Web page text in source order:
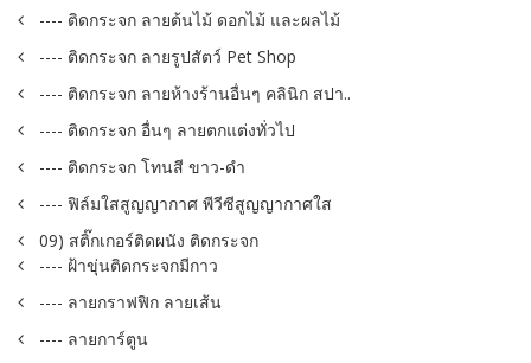
---- ติดกระจก ลายต้นไม้ ดอกไม้ และผลไม้
---- ติดกระจก ลายรูปสัตว์ Pet Shop
---- ติดกระจก ลายห้างร้านอื่นๆ คลินิก สปา..
---- ติดกระจก อื่นๆ ลายตกแต่งทั่วไป
---- ติดกระจก โทนสี ขาว-ดำ
---- ฟิล์มใสสูญญากาศ พีวีซีสูญญากาศใส
09) สติ๊กเกอร์ติดผนัง ติดกระจก
---- ฝ้าขุ่นติดกระจกมีกาว
---- ลายกราฟฟิก ลายเส้น
---- ลายการ์ตูน